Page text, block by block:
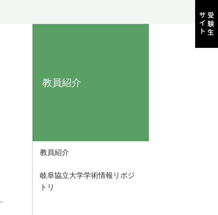
教員紹介
教員紹介
岐阜協立大学学術情報リポジ
トリ